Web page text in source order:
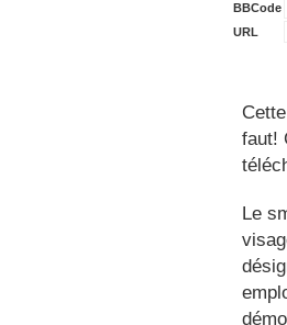
BBCode
URL
faut!
Le